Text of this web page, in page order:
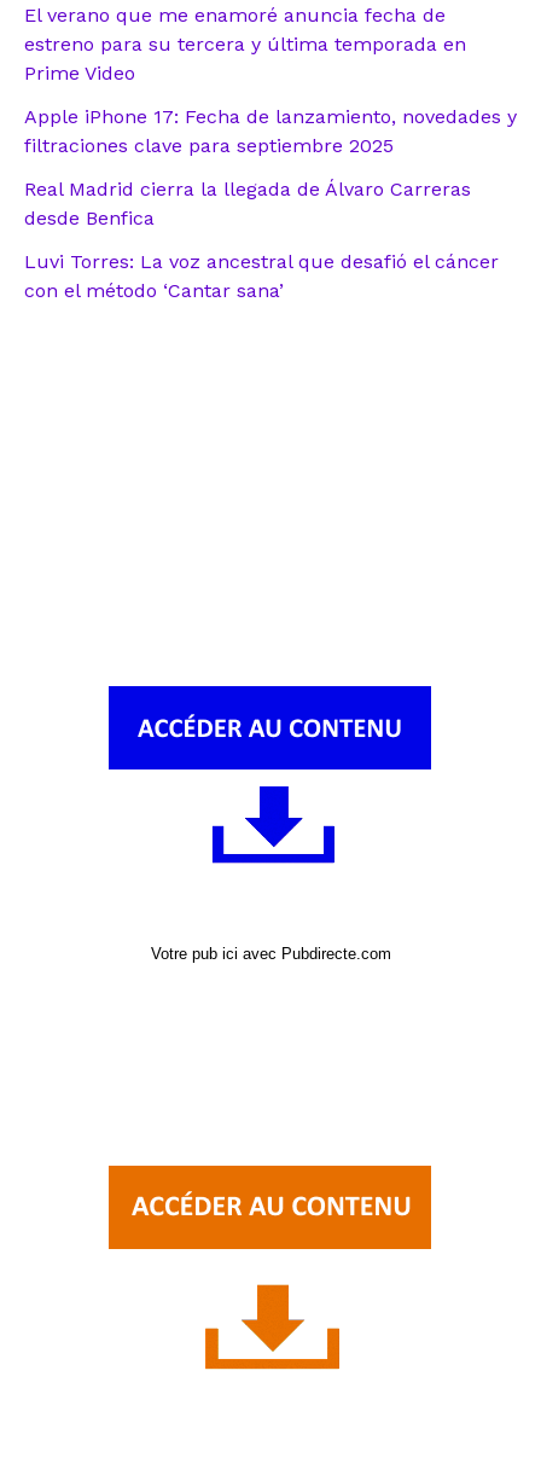
El verano que me enamoré anuncia fecha de
estreno para su tercera y última temporada en
Prime Video
Apple iPhone 17: Fecha de lanzamiento, novedades y
filtraciones clave para septiembre 2025
Real Madrid cierra la llegada de Álvaro Carreras
desde Benfica
Luvi Torres: La voz ancestral que desafió el cáncer
con el método ‘Cantar sana’
Votre pub ici avec Pubdirecte.com